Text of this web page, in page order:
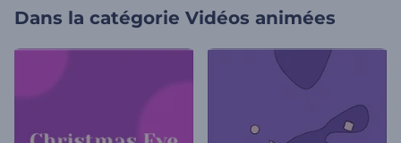
Dans la catégorie Vidéos animées